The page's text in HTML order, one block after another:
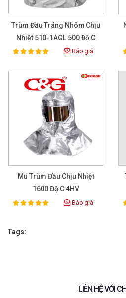
Trùm Đầu Tráng Nhôm Chịu
Nhiệt 510-1AGL 500 Độ C
Rating:
100% Báo giá
Mũ Trùm Đầu Chịu Nhiệt
1600 Độ C 4HV
Rating:
100% Báo giá
Tags:
LIÊN HỆ VỚI